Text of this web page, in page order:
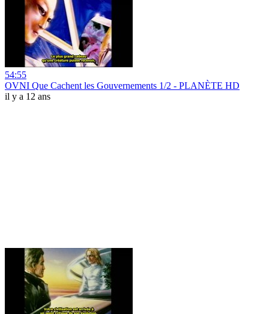
54:55
OVNI Que Cachent les Gouvernements 1/2 - PLANÈTE HD
il y a 12 ans